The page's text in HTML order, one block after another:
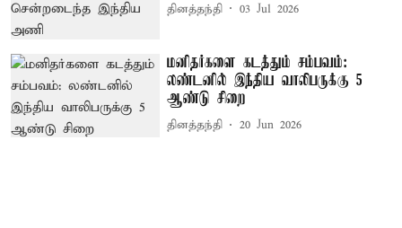
தினத்தந்தி 03 Jul 2026
மனிதர்களை கடத்தும் சம்பவம்:
லண்டனில் இந்திய வாலிபருக்கு 5
ஆண்டு சிறை
தினத்தந்தி 20 Jun 2026